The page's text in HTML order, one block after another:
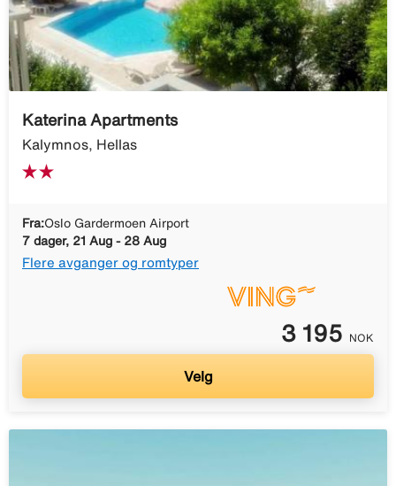
Katerina Apartments
Kalymnos, Hellas
Fra:Oslo Gardermoen Airport
7 dager, 21 Aug - 28 Aug
Flere avganger og romtyper
3 195 NOK
Velg